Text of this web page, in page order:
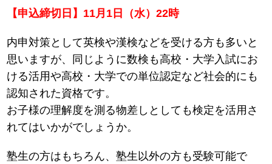
【申込締切日】11月1日（水）22時
内申対策として英検や漢検などを受ける方も多いと
思いますが、同じように数検も高校・大学入試にお
ける活用や高校・大学での単位認定など社会的にも
認知された資格です。
お子様の理解度を測る物差しとしても検定を活用さ
れてはいかがでしょうか。
塾生の方はもちろん、塾生以外の方も受験可能で